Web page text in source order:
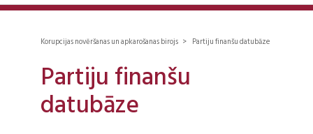
Korupcijas novēršanas un apkarošanas birojs > Partiju finanšu datubāze
Partiju finanšu
datubāze